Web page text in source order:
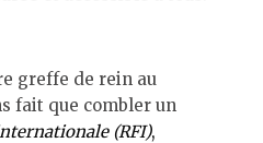
greffe de rein au
fait que combler un
(RFI),